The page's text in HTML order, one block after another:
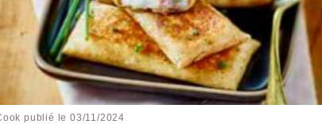
publié le03/11/2024